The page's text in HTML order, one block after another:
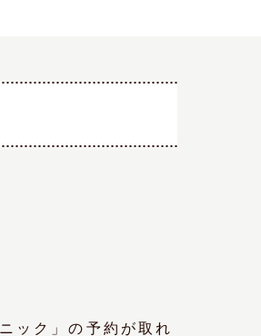
ック」の予約が取れ